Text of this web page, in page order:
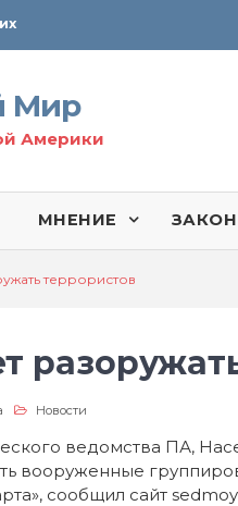
с Ираном
в Иране
и Газы
Мир
Америки
МНЕНИЕ ЗАКОН
террористов
Новости
ведомства ПА,
вооруженные
сообщил сайт